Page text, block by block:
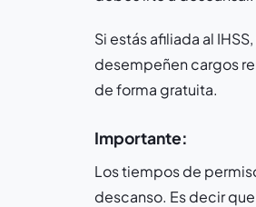
Si estás afiliada al
desempeñen cargos
de forma gratuita.
Importante:
Los tiempos de
descanso. Es decir